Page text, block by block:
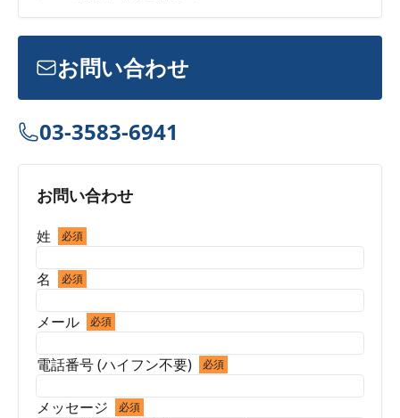
お問い合わせ
03-3583-6941
お問い合わせ
姓 必須
名 必須
メール 必須
電話番号 (ハイフン不要) 必須
メッセージ 必須